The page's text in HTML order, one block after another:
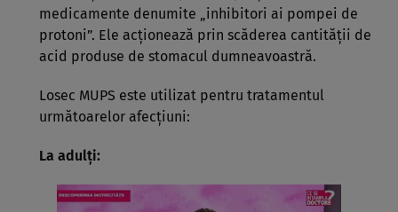
medicamente denumite „inhibitori ai pompei de
protoni”. Ele acţionează prin scăderea cantităţii de
acid produse de stomacul dumneavoastră.
Losec MUPS este utilizat pentru tratamentul
următoarelor afecţiuni:
La adulţi: